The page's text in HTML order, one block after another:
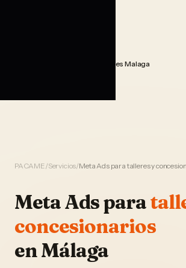
Publicidad Meta Ads Talleres Malaga
PACAME/Servicios/Meta Ads para talleres y
Meta Adspara
concesionarios
enMálaga